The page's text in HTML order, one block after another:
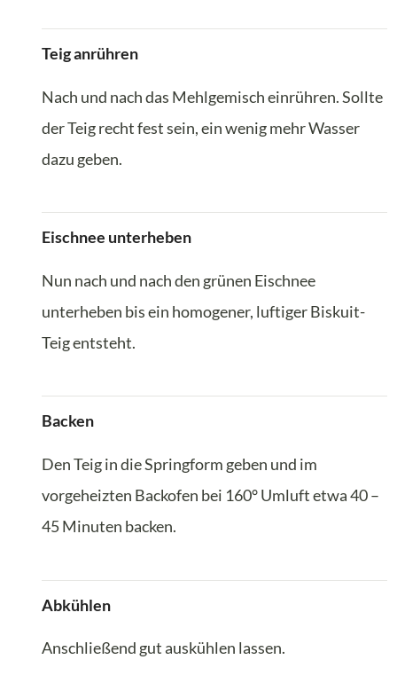
Teig anrühren
Nach und nach das Mehlgemisch einrühren. Sollte
der Teig recht fest sein, ein wenig mehr Wasser
dazu geben.
Eischnee unterheben
Nun nach und nach den grünen Eischnee
unterheben bis ein homogener, luftiger Biskuit-
Teig entsteht.
Backen
Den Teig in die Springform geben und im
vorgeheizten Backofen bei 160° Umluft etwa 40 –
45 Minuten backen.
Abkühlen
Anschließend gut auskühlen lassen.